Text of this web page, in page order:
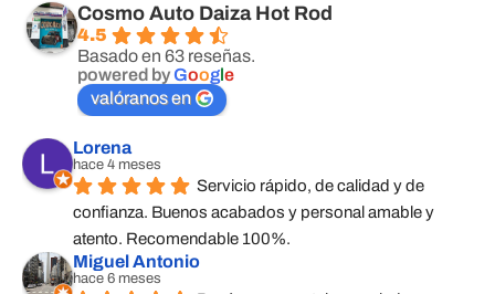
Cosmo Auto Daiza Hot Rod
4.5
Basado en 63 reseñas.
powered byGoogle
valóranos en
Lorena
hace 4 meses
Servicio rápido, de calidad y de
confianza. Buenos acabados y personal amable y
atento. Recomendable 100%.
Miguel Antonio
hace 6 meses